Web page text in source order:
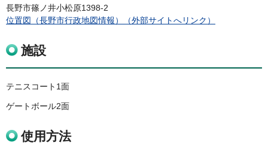
長野市篠ノ井小松原1398-2
位置図（長野市行政地図情報）（外部サイトへリンク）
施設
テニスコート1面
ゲートボール2面
使用方法